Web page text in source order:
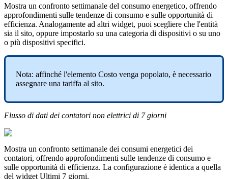
Mostra un confronto settimanale del consumo energetico, offrendo
approfondimenti sulle tendenze di consumo e sulle opportunità di
efficienza. Analogamente ad altri widget, puoi scegliere che l'entità
sia il sito, oppure impostarlo su una categoria di dispositivi o su uno
o più dispositivi specifici.
Nota: affinché l'elemento Costo venga popolato, è necessario
assegnare una tariffa al sito.
Flusso di dati dei contatori non elettrici di 7 giorni
Mostra un confronto settimanale dei consumi energetici dei
contatori, offrendo approfondimenti sulle tendenze di consumo e
sulle opportunità di efficienza. La configurazione è identica a quella
del widget Ultimi 7 giorni.